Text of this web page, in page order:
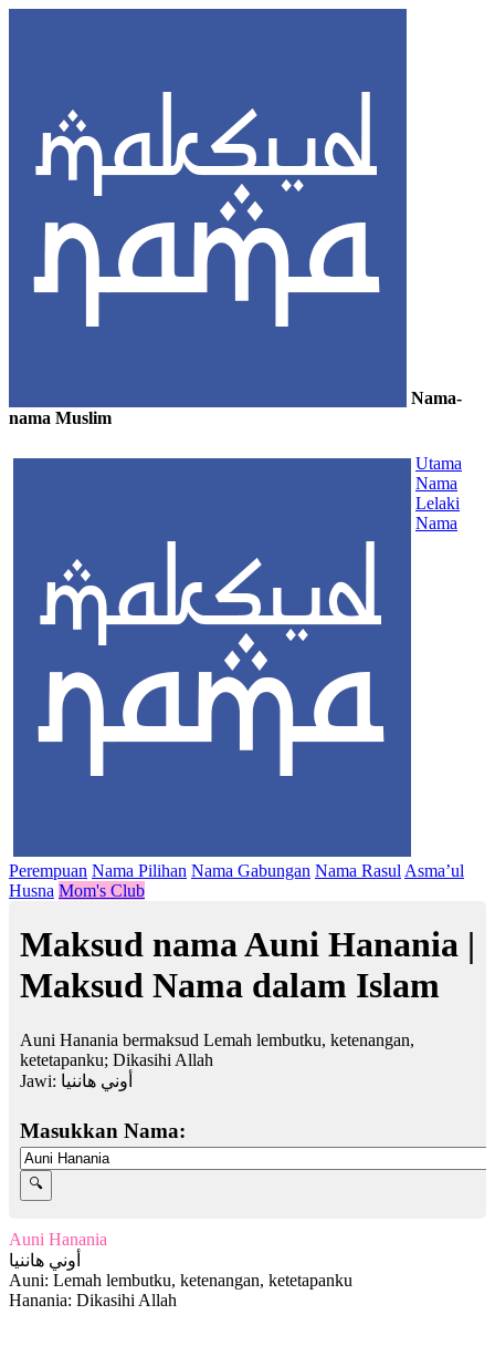
Nama-
nama Muslim
Utama
Nama
Lelaki
Nama
Perempuan Nama Pilihan Nama Gabungan Nama Rasul Asma’ul
Husna Mom's Club
Maksud nama Auni Hanania |
Maksud Nama dalam Islam
Auni Hanania bermaksud Lemah lembutku, ketenangan,
ketetapanku; Dikasihi Allah
Jawi: أوني هاننيا
Masukkan Nama:
Auni Hanania
أوني هاننيا
Auni: Lemah lembutku, ketenangan, ketetapanku
Hanania: Dikasihi Allah